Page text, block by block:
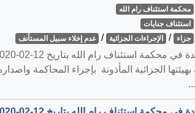
محكمة استئناف رام الله
استئناف جنايات
جزاء / الإجراءات الجزائية / عدم إخلاء سبيل المستأنف
الجزائية المأذونة بإجراء المحاكمة